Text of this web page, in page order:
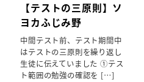
【テストの三原則】ソ
ヨカふじみ野
中間テスト前、テスト期間中
はテストの三原則を繰り返し
生徒に伝えていました ①テス
ト範囲の勉強の確認を […]